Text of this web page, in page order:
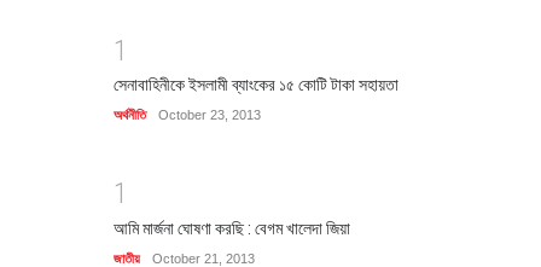
1
সেনাবাহিনীকে ইসলামী ব্যাংকের ১৫ কোটি টাকা সহায়তা
অর্থনীতি October 23, 2013
1
আমি মার্জনা ঘোষণা করছি : বেগম খালেদা জিয়া
জাতীয় October 21, 2013